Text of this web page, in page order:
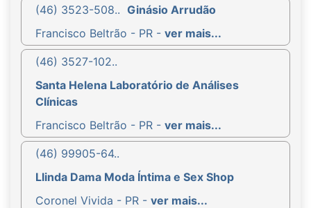
(46) 3523-508.. Ginásio Arrudão
Francisco Beltrão - PR - ver mais...
(46) 3527-102..
Santa Helena Laboratório de Análises
Clínicas
Francisco Beltrão - PR - ver mais...
(46) 99905-64..
Llinda Dama Moda Íntima e Sex Shop
Coronel Vivida - PR - ver mais...